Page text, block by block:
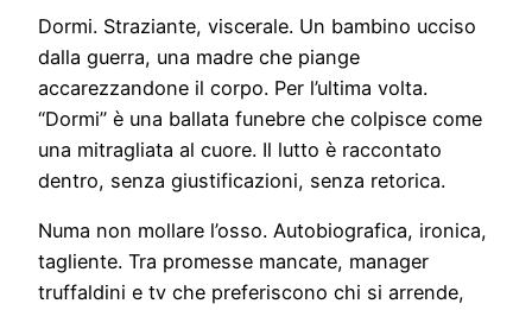
Dormi. Straziante, viscerale. Un bambino ucciso
dalla guerra, una madre che piange
accarezzandone il corpo. Per l’ultima volta.
“Dormi” è una ballata funebre che colpisce come
una mitragliata al cuore. Il lutto è raccontato
dentro, senza giustificazioni, senza retorica.
Numa non mollare l’osso. Autobiografica, ironica,
tagliente. Tra promesse mancate, manager
truffaldini e tv che preferiscono chi si arrende,